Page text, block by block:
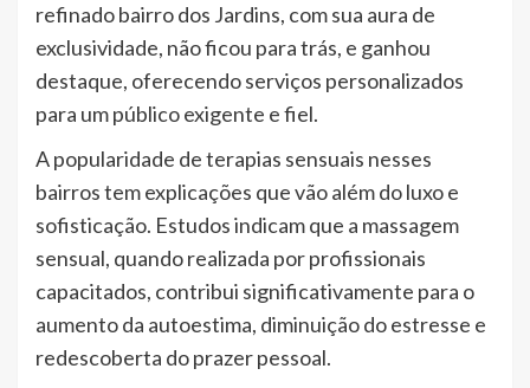
refinado bairro dos Jardins, com sua aura de
exclusividade, não ficou para trás, e ganhou
destaque, oferecendo serviços personalizados
para um público exigente e fiel.
A popularidade de terapias sensuais nesses
bairros tem explicações que vão além do luxo e
sofisticação. Estudos indicam que a massagem
sensual, quando realizada por profissionais
capacitados, contribui significativamente para o
aumento da autoestima, diminuição do estresse e
redescoberta do prazer pessoal.